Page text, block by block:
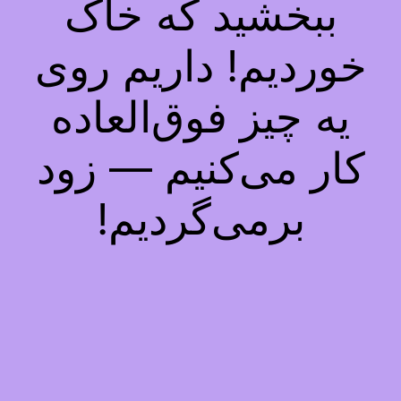
ببخشید که خاک
خوردیم! داریم روی
یه چیز فوق‌العاده
کار می‌کنیم — زود
برمی‌گردیم!